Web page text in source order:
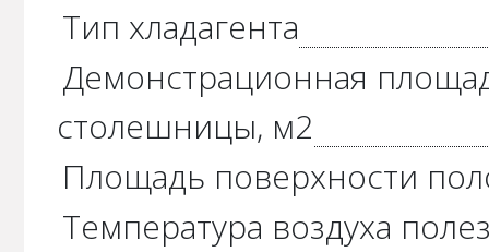
Тип хладагента
Демонстрационная
столешницы, м2
Площадь поверхности
Температура воздуха